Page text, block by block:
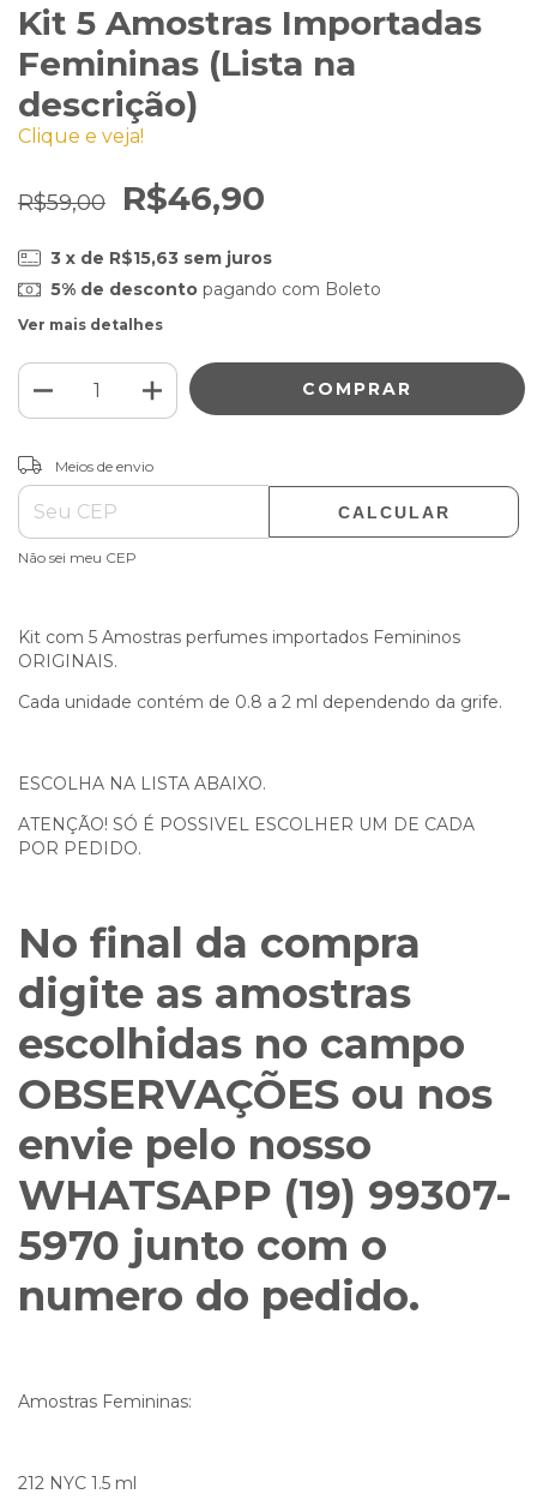
Kit 5 Amostras Importadas
Femininas (Lista na
descrição)
Clique e veja!
R$59,00 R$46,90
3 x de R$15,63 sem juros
5% de descontopagando com Boleto
Ver mais detalhes
Entregas para o CEP:
Meios de envio
CALCULAR
Não sei meu CEP
Kit com 5 Amostras perfumes importados Femininos
ORIGINAIS.
Cada unidade contém de 0.8 a 2 ml dependendo da grife.
ESCOLHA NA LISTA ABAIXO.
ATENÇÃO! SÓ É POSSIVEL ESCOLHER UM DE CADA
POR PEDIDO.
No final da compra
digite as amostras
escolhidas no campo
OBSERVAÇÕES ou nos
envie pelo nosso
WHATSAPP (19) 99307-
5970 junto com o
numero do pedido.
Amostras Femininas:
212 NYC 1.5 ml